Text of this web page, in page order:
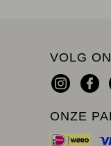
VOLG
ONZE